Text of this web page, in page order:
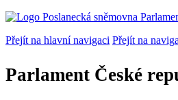
Přejít na hlavní navigaci Přejít na
Parlament České